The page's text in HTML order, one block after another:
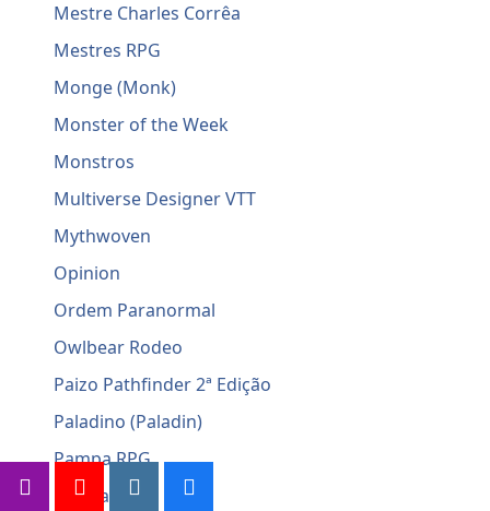
Mestre Charles Corrêa
Mestres RPG
Monge (Monk)
Monster of the Week
Monstros
Multiverse Designer VTT
Mythwoven
Opinion
Ordem Paranormal
Owlbear Rodeo
Paizo Pathfinder 2ª Edição
Paladino (Paladin)
Pampa RPG
Perícias